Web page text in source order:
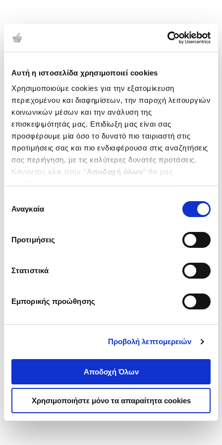
Αυτή η ιστοσελίδα χρησιμοποιεί cookies
Χρησιμοποιούμε cookies για την εξατομίκευση
περιεχομένου και διαφημίσεων, την παροχή λειτουργιών
κοινωνικών μέσων και την ανάλυση της
επισκεψιμότητάς μας. Επιδίωξη μας είναι σας
προσφέρουμε μία όσο το δυνατό πιο ταιριαστή στις
προτιμήσεις σας και πιο ενδιαφέρουσα στις αναζητήσεις
σας περιήγηση, με τις καλύτερες δυνατές προτάσεις.
Κάνοντας κλικ στην ‘’Αποδοχή όλων’’ θα μας
ενδιαφέρουν και να επιλέξετε από τα παρακάτω με την
΄΄και να ενημερωθείτε σχετικά με
συγκατάθεσης
Αναγκαία
Προτιμήσεις
Στατιστικά
Εμπορικής προώθησης
Προβολή λεπτομερειών
Αποδοχή Όλων
Χρησιμοποιήστε μόνο τα απαραίτητα cookies